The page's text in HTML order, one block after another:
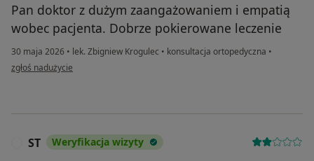
Pan doktor z dużym zaangażowaniem i empatią
wobec pacjenta. Dobrze pokierowane leczenie
30 maja 2026 • lek. Zbigniew Krogulec • konsultacja ortopedyczna •
w opinii użytkownika Janina
zgłoś nadużycie
ST Weryfikacja wizyty